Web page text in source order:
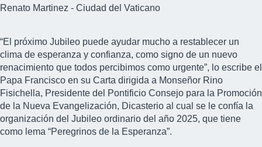
Renato Martinez - Ciudad del Vaticano
“El próximo Jubileo puede ayudar mucho a restablecer un
clima de esperanza y confianza, como signo de un nuevo
renacimiento que todos percibimos como urgente”, lo escribe el
Papa Francisco en su Carta dirigida a Monseñor Rino
Fisichella, Presidente del Pontificio Consejo para la Promoción
de la Nueva Evangelización, Dicasterio al cual se le confía la
organización del Jubileo ordinario del año 2025, que tiene
como lema “Peregrinos de la Esperanza”.